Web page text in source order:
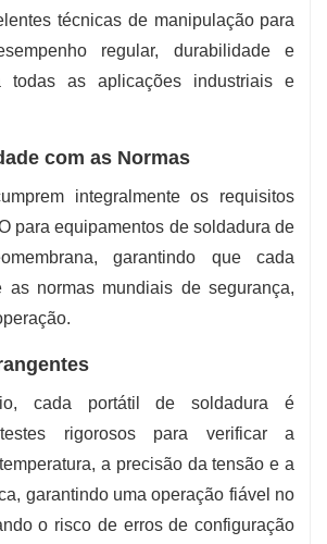
técnicas de manipulação para
regular, durabilidade e
todas as aplicações industriais e
com as Normas
integralmente os requisitos
para equipamentos de soldadura de
garantindo que cada
as normas mundiais de segurança,
cada portátil de soldadura é
rigorosos para verificar a
a precisão da tensão e a
garantindo uma operação fiável no
o risco de erros de configuração